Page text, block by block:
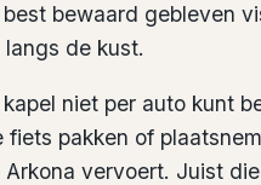
bewaard gebleven
de kust.
niet per auto kunt
pakken of
vervoert. Juist